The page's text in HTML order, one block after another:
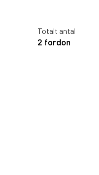
Totalt antal
2 fordon